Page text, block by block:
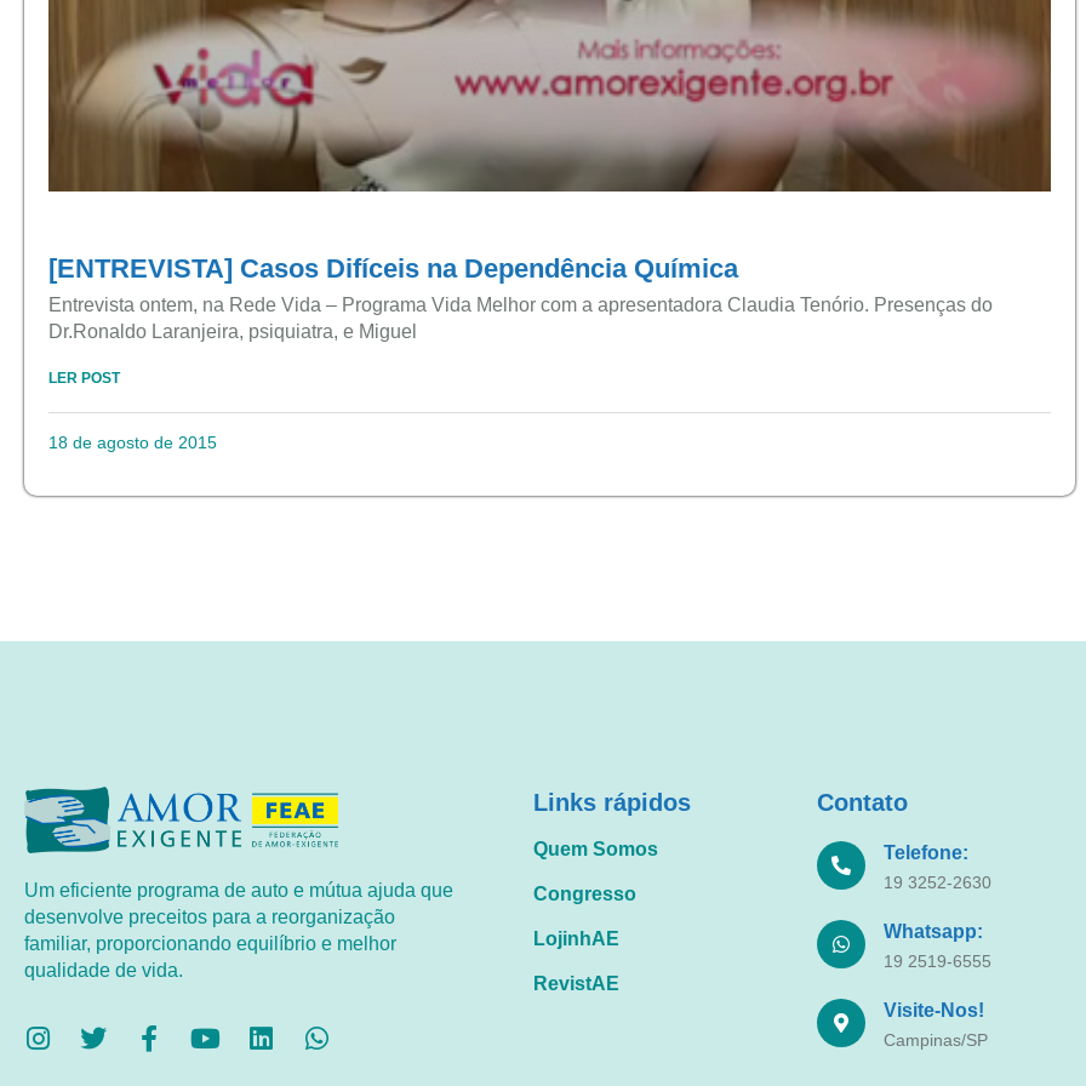
[ENTREVISTA] Casos Difíceis na Dependência Química
Entrevista ontem, na Rede Vida – Programa Vida Melhor com a apresentadora Claudia Tenório. Presenças do
Dr.Ronaldo Laranjeira, psiquiatra, e Miguel
LER POST
18 de agosto de 2015
Um eficiente programa de auto e mútua ajuda que
desenvolve preceitos para a reorganização
familiar, proporcionando equilíbrio e melhor
qualidade de vida.
Links rápidos
Quem Somos
Congresso
LojinhAE
RevistAE
Contato
Telefone:
19 3252-2630
Whatsapp:
19 2519-6555
Visite-Nos!
Campinas/SP